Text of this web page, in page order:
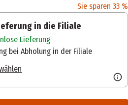
Sie sparen 33 %
in die Filiale
Lieferung
bei Abholung in der Filiale